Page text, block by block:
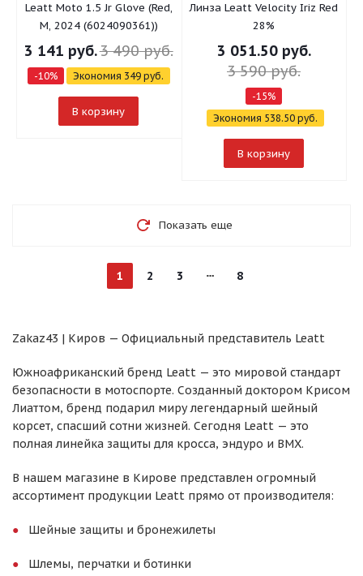
Leatt Moto 1.5 Jr Glove (Red,
M, 2024 (6024090361))
3 141 руб.3 490руб.
-10% Экономия 349руб.
В корзину
Линза Leatt Velocity Iriz Red
28%
3 051.50руб.
3 590руб.
-15%
Экономия 538.50руб.
В корзину
Показать еще
1 2 3 8
Zakaz43 | Киров — Официальный представитель Leatt
Южноафриканский бренд Leatt — это мировой стандарт
безопасности в мотоспорте. Созданный доктором Крисом
Лиаттом, бренд подарил миру легендарный шейный
корсет, спасший сотни жизней. Сегодня Leatt — это
полная линейка защиты для кросса, эндуро и BMX.
В нашем магазине в Кирове представлен огромный
ассортимент продукции Leatt прямо от производителя:
Шейные защиты и бронежилеты
Шлемы, перчатки и ботинки